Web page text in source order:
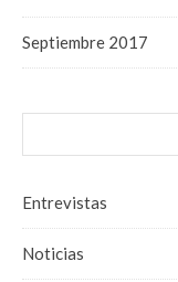
Septiembre 2017
Entrevistas
Noticias